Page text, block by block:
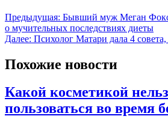
Предыдущая: Бывший муж Меган Фокс
о мучительных последствиях диеты
Далее: Психолог Матари дала 4
Похожие новости
Какой косметикой
пользоваться во время